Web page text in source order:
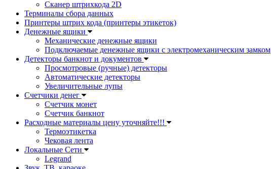
Сканер штрихкода 2D
Терминалы сбора данных
Принтеры штрих кода (принтеры этикеток)
Денежные ящики
Механические денежные ящики
Подключаемые денежные ящики с электромеханическим замком
Детекторы банкнот и документов
Просмотровые (ручные) детекторы
Автоматические детекторы
Увеличительные лупы
Счетчики денег
Счетчик монет
Счетчик банкнот
Расходные материалы цену уточняйте!!!
Термоэтикетка
Чековая лента
Локальные Сети
Legrand